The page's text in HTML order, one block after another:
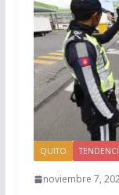
QUITO
noviembre 7,